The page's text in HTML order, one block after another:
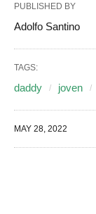
PUBLISHED BY
Adolfo Santino
TAGS:
daddy joven
MAY 28, 2022